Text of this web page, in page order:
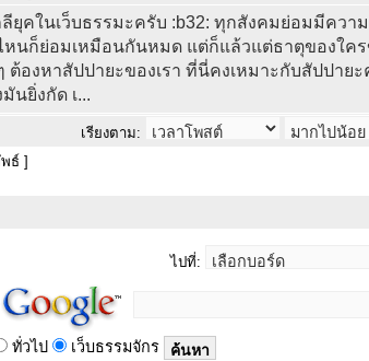
ลียุคในเว็บธรรมะครับ :b32: ทุกสังคมย่อมมีควา
หนก็ย่อมเหมือนกันหมด แต่ก็แล้วแต่ธาตุของใคร
ต้องหาสัปปายะของเรา ที่นี่คงเหมาะกับสัปปาย
นยิ่งกัด เ...
เรียงตาม:
ธ์ ]
ไปที่:
ทั่วไป เว็บธรรมจักร